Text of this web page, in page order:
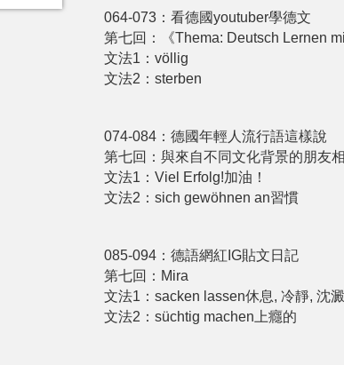
064-073：看德國youtuber學德文
第七回：《Thema: Deutsch Lernen
文法1：völlig
文法2：sterben
074-084：德國年輕人流行語這樣說
第七回：與來自不同文化背景的朋友
文法1：Viel Erfolg!加油！
文法2：sich gewöhnen an習慣
085-094：德語網紅IG貼文日記
第七回：Mira
文法1：sacken lassen休息, 冷靜, 沈澱
文法2：süchtig machen上癮的